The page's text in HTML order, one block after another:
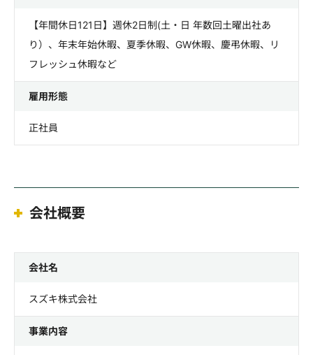
【年間休日121日】週休2日制(土・日 年数回土曜出社あ
り）、年末年始休暇、夏季休暇、GW休暇、慶弔休暇、リ
フレッシュ休暇など
雇用形態
正社員
会社概要
会社名
スズキ株式会社
事業内容